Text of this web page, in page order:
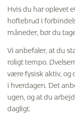
Hvis du har oplevet
hoftebrud i
måneder, bør du
Vi anbefaler, at du
roligt tempo.
være fysisk aktiv, og
i hverdagen. Det
ugen, og at du
dagligt.